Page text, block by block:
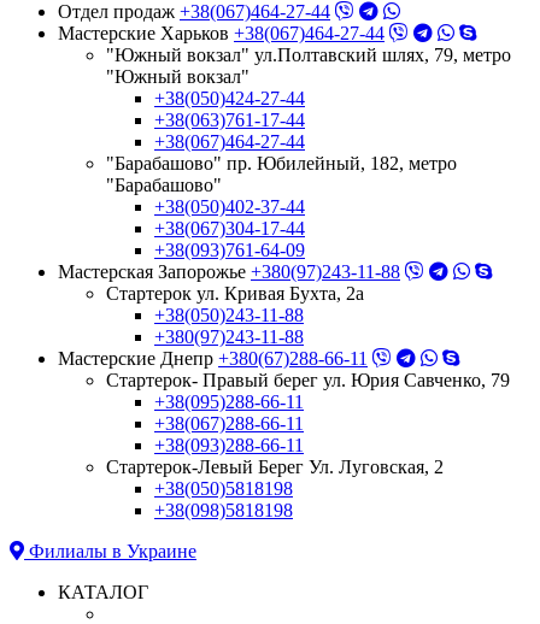
Отдел продаж +38(067)464-27-44
Мастерские Харьков +38(067)464-27-44
"Южный вокзал" ул.Полтавский шлях, 79, метро
"Южный вокзал"
+38(050)424-27-44
+38(063)761-17-44
+38(067)464-27-44
"Барабашово" пр. Юбилейный, 182, метро
"Барабашово"
+38(050)402-37-44
+38(067)304-17-44
+38(093)761-64-09
Мастерская Запорожье +380(97)243-11-88
Стартерок ул. Кривая Бухта, 2а
+38(050)243-11-88
+380(97)243-11-88
Мастерские Днепр +380(67)288-66-11
Стартерок- Правый берег ул. Юрия Савченко, 79
+38(095)288-66-11
+38(067)288-66-11
+38(093)288-66-11
Стартерок-Левый Берег Ул. Луговская, 2
+38(050)5818198
+38(098)5818198
Филиалы в Украине
КАТАЛОГ